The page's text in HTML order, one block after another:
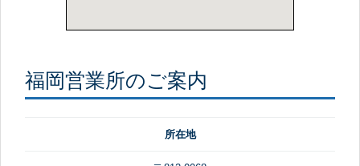
福岡営業所のご案内
所在地